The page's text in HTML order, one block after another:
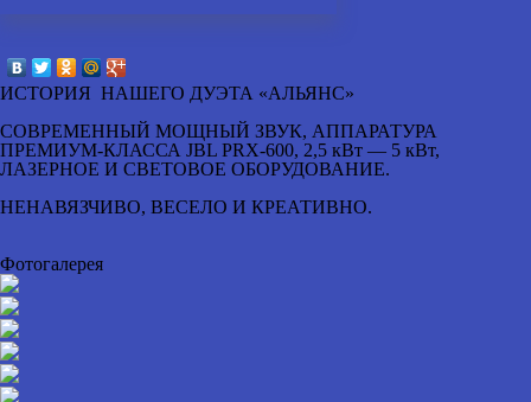
ИСТОРИЯ НАШЕГО ДУЭТА «АЛЬЯНС»
СОВРЕМЕННЫЙ МОЩНЫЙ ЗВУК, АППАРАТУРА
ПРЕМИУМ-КЛАССА JBL PRX-600, 2,5 кВт — 5 кВт,
ЛАЗЕРНОЕ И СВЕТОВОЕ ОБОРУДОВАНИЕ.
НЕНАВЯЗЧИВО, ВЕСЕЛО И КРЕАТИВНО.
Фотогалерея